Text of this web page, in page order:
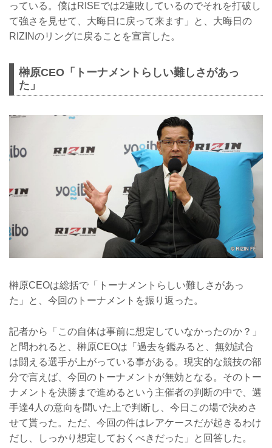
っている。僕はRISEでは2連敗しているのでそれを打破し
て強さを見せて、大晦日に戻って来ます」と、大晦日の
RIZINのリングに戻ることを宣言した。
榊原CEO「トーナメントらしい難しさがあっ
た」
榊原CEOは総括で「トーナメントらしい難しさがあっ
た」と、今回のトーナメントを振り返った。
記者から「この自体は事前に想定していなかったのか？」
と問われると、榊原CEOは「過去を鑑みると、無効試合
は闘える選手が上がっている事がある。現実的な競技の部
分で言えば、今回のトーナメントが無効となる。そのトー
ナメントを決勝まで進めるという主催者の判断の中で、選
手達4人の意向を聞いた上で判断し、今日この場で決めさ
せて貰った。ただ、今回の件はレアケースだが起きるわけ
だし、しっかり想定しておくべきだった」と回答した。